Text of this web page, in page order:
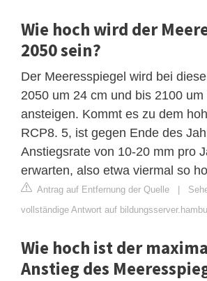
Wie hoch wird der
2050 sein?
Der Meeresspiegel wird bei
2050 um 24 cm und bis 2100 um
ansteigen. Kommt es zu dem
RCP8. 5, ist gegen Ende des
Anstiegsrate von 10-20 mm pro
erwarten, also etwa viermal so
Antrag auf Entfernung der Quelle |
vollständige Antwort auf
Wie hoch ist der
Anstieg des